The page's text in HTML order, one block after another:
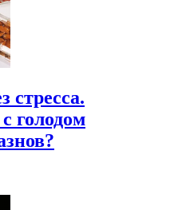
стресса.
голодом